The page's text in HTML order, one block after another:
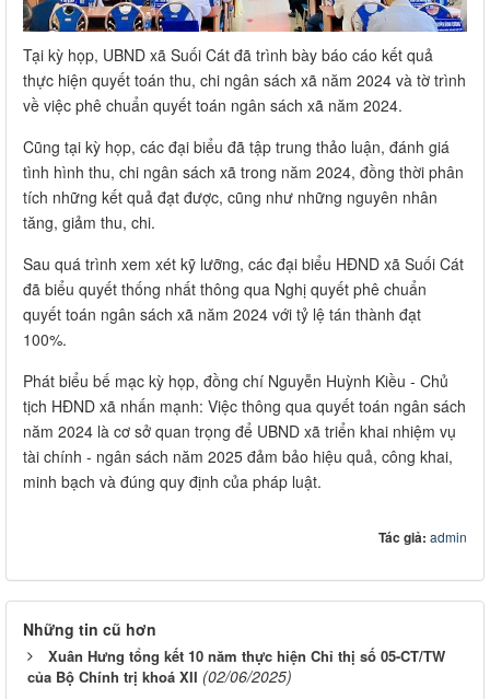
Tại kỳ họp, UBND xã Suối Cát đã trình bày báo cáo kết quả
thực hiện quyết toán thu, chi ngân sách xã năm 2024 và tờ trình
về việc phê chuẩn quyết toán ngân sách xã năm 2024.
Cũng tại kỳ họp, các đại biểu đã tập trung thảo luận, đánh giá
tình hình thu, chi ngân sách xã trong năm 2024, đồng thời phân
tích những kết quả đạt được, cũng như những nguyên nhân
tăng, giảm thu, chi.
Sau quá trình xem xét kỹ lưỡng, các đại biểu HĐND xã Suối Cát
đã biểu quyết thống nhất thông qua Nghị quyết phê chuẩn
quyết toán ngân sách xã năm 2024 với tỷ lệ tán thành đạt
100%.
Phát biểu bế mạc kỳ họp, đồng chí Nguyễn Huỳnh Kiều - Chủ
tịch HĐND xã nhấn mạnh: Việc thông qua quyết toán ngân sách
năm 2024 là cơ sở quan trọng để UBND xã triển khai nhiệm vụ
tài chính - ngân sách năm 2025 đảm bảo hiệu quả, công khai,
minh bạch và đúng quy định của pháp luật.
Tác giả: admin
Những tin cũ hơn
Xuân Hưng tổng kết 10 năm thực hiện Chỉ thị số 05-CT/TW
của Bộ Chính trị khoá XII (02/06/2025)